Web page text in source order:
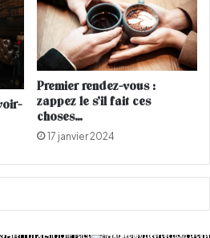
Premier rendez-vous :
zappez le s’il fait ces
choses…
17 janvier 2024